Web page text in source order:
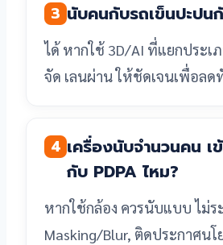
3 นับคนกับรถเข็นปะปน
ได้ หากใช้ 3D/AI ที่แยกประเ
จัด เลนผ่าน ให้ชัดเจนเพื่อล
4 เครื่องนับจำนวนคน
กับ PDPA ไหม?
หากใช้กล้อง ควรนับแบบ ไม่
Masking/Blur, ติดประกาศนโ